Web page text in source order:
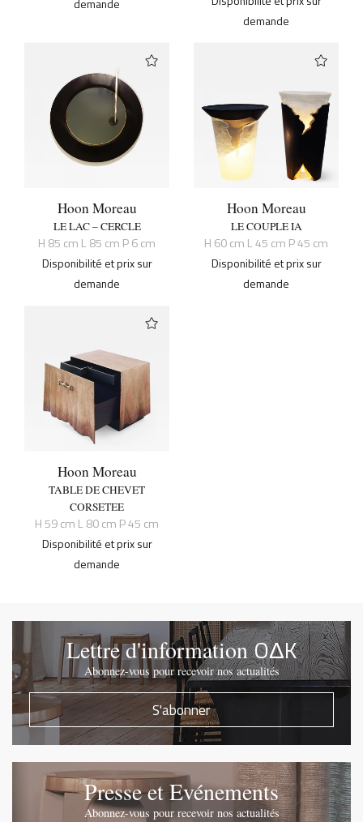
demande
demande
Hoon Moreau
LE LAC – CERCLE
H 85 cm L 85 cm P 6 cm
Disponibilité et prix sur
demande
Hoon Moreau
LE COUPLE IA
H 60 cm L 45 cm P 45 cm
Disponibilité et prix sur
demande
Hoon Moreau
TABLE DE CHEVET
CORSETEE
H 59 cm L 80 cm P 45 cm
Disponibilité et prix sur
demande
Lettre d'informationOΔK
Abonnez-vous pour recevoir nos actualités
S'abonner
Presse et Evénements
Abonnez-vous pour recevoir nos actualités